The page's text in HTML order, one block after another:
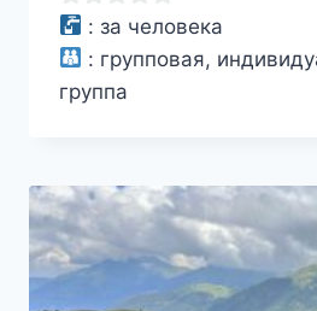
0
из
5
: за человека
: групповая,
группа